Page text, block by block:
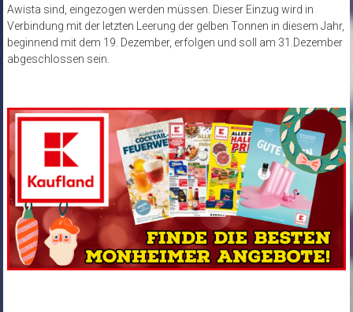
Awista sind, eingezogen werden müssen. Dieser Einzug wird in
Verbindung mit der letzten Leerung der gelben Tonnen in diesem Jahr,
beginnend mit dem 19. Dezember, erfolgen und soll am 31.Dezember
abgeschlossen sein.